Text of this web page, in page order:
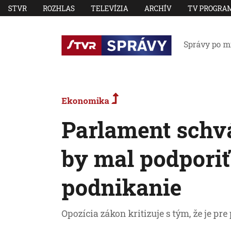
STVR ROZHLAS TELEVÍZIA ARCHÍV TV
Správy po
Ekonomika
Parlament
by mal
podnikanie
Opozícia zákon kritizuje s tým, že je pre